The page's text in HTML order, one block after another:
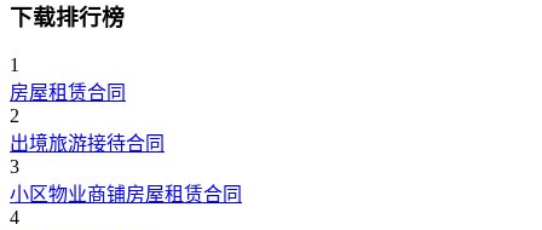
下载排行榜
1
房屋租赁合同
2
出境旅游接待合同
3
小区物业商铺房屋租赁合同
4